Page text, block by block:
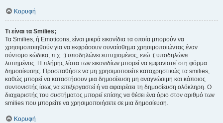
Κορυφή
Τι είναι τα Smilies;
Τα Smilies, ή Emoticons, είναι μικρά εικονίδια τα οποία μπορούν να
χρησιμοποιηθούν για να εκφράσουν συναίσθημα χρησιμοποιώντας έναν
σύντομο κώδικα, π.χ. :) υποδηλώνει ευτυχισμένος, ενώ :( υποδηλώνει
λυπημένος. Η πλήρης λίστα των εικονιδίων μπορεί να εμφανιστεί στη φόρμα
δημοσίευσης. Προσπαθήστε να μη χρησιμοποιείτε καταχρηστικώς τα smilies,
καθώς μπορεί να καταστήσουν μια δημοσίευση μη αναγνώσιμη και κάποιος
συντονιστής ίσως να επεξεργαστεί ή να αφαιρέσει τη δημοσίευση ολόκληρη. Ο
διαχειριστής του συστήματος μπορεί επίσης να θέσει ένα όριο στον αριθμό των
smilies που μπορείτε να χρησιμοποιήσετε σε μια δημοσίευση.
Κορυφή